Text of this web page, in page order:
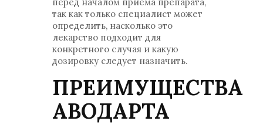
так как только специалист может
определить, насколько это
лекарство подходит для
конкретного случая и какую
дозировку следует назначить.
ПРЕИМУЩЕСТВА
АВОДАРТА